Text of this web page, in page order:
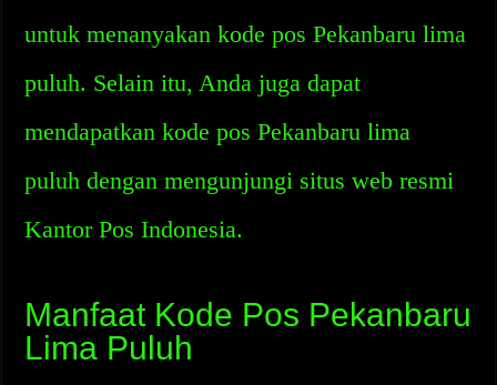
untuk menanyakan kode pos Pekanbaru lima
puluh. Selain itu, Anda juga dapat
mendapatkan kode pos Pekanbaru lima
puluh dengan mengunjungi situs web resmi
Kantor Pos Indonesia.
Manfaat Kode Pos Pekanbaru
Lima Puluh